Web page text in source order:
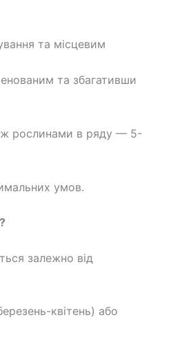
та місцевим
та збагативши
рослинами в ряду — 5-
умов.
залежно від
квітень) або